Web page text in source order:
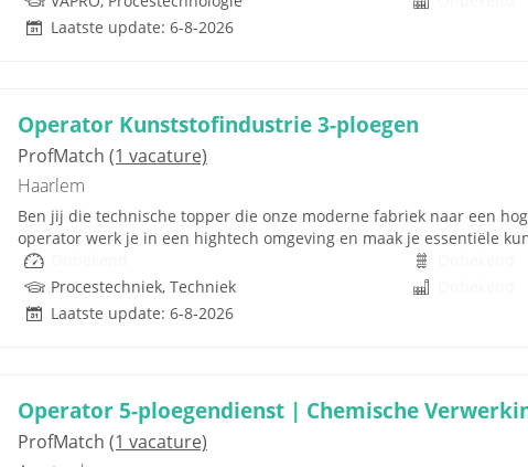
Laatste update: 6-8-2026
Operator Kunststofindustrie 3-ploegen
ProfMatch (1 vacature)
Haarlem
Ben jij die technische topper die onze moderne fabriek naar een
operator werk je in een hightech omgeving en maak je essentiële
Procestechniek, Techniek
Laatste update: 6-8-2026
Operator 5-ploegendienst | Chemische
ProfMatch (1 vacature)